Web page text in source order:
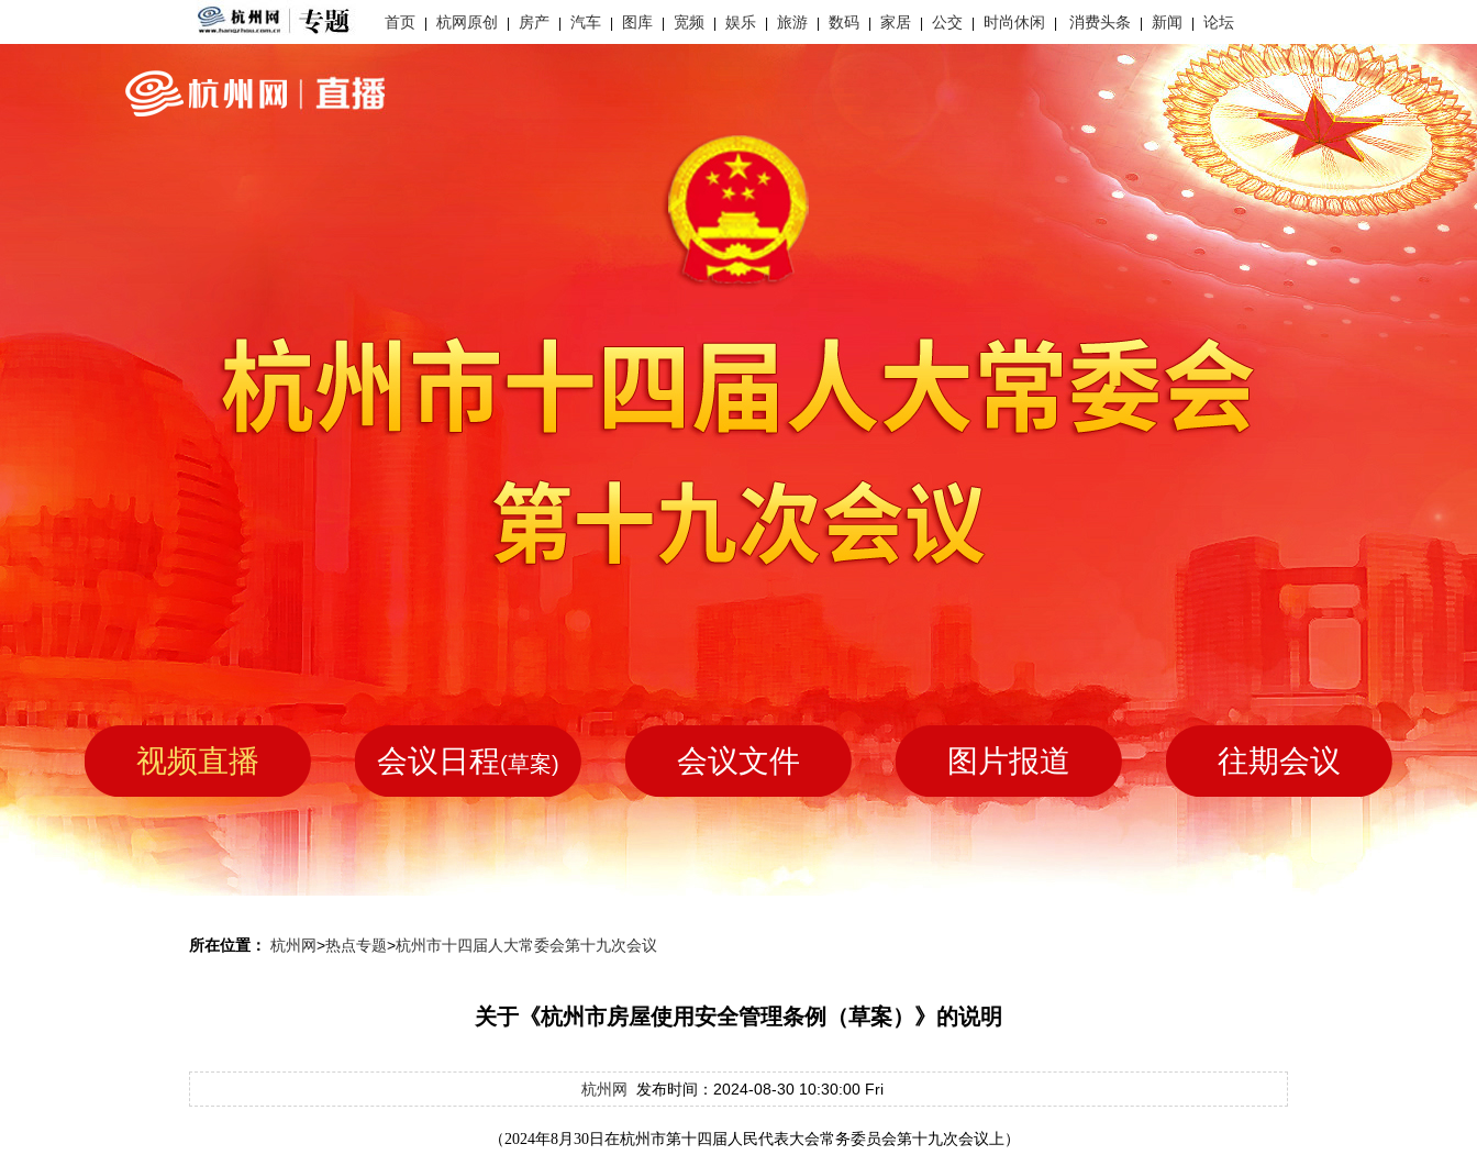
首页 杭网原创 房产 汽车 图库 宽频 娱乐 旅游 数码 家居 公交 时尚休闲 消费头条 新闻 论坛
视频直播 会议日程(草案) 会议文件 图片报道 往期会议
所在位置： 杭州网>热点专题>杭州市十四届人大常委会第十九次会议
关于《杭州市房屋使用安全管理条例（草案）》的说明
杭州网 发布时间：2024-08-30 10:30:00 Fri
（2024年8月30日在杭州市第十四届人民代表大会常务委员会第十九次会议上）